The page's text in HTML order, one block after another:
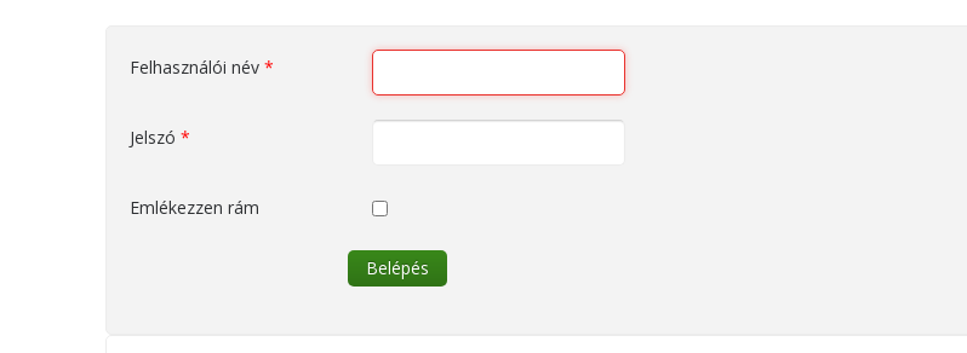
Felhasználói név *
Jelszó *
Emlékezzen rám
Belépés